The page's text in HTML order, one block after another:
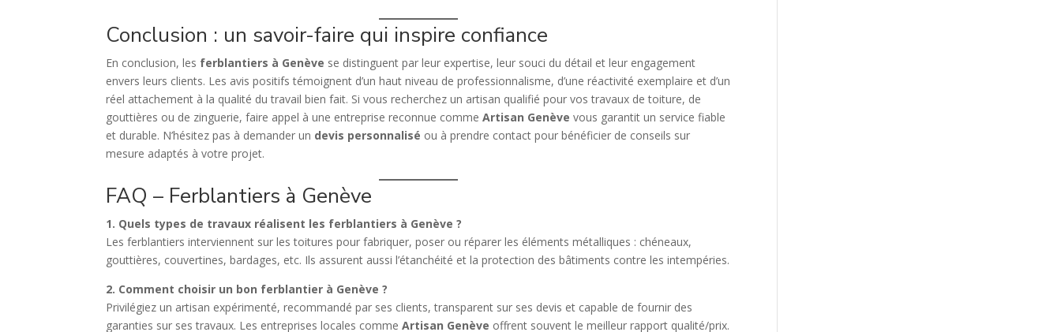
Conclusion : un savoir-faire qui inspire confiance
En conclusion, les ferblantiers à Genève se distinguent par leur expertise, leur souci du détail et leur engagement
envers leurs clients. Les avis positifs témoignent d’un haut niveau de professionnalisme, d’une réactivité exemplaire et d’un
réel attachement à la qualité du travail bien fait. Si vous recherchez un artisan qualifié pour vos travaux de toiture, de
gouttières ou de zinguerie, faire appel à une entreprise reconnue commeArtisan Genève vous garantit un service fiable
et durable. N’hésitez pas à demander un devis personnalisé ou à prendre contact pour bénéficier de conseils sur
mesure adaptés à votre projet.
FAQ – Ferblantiers à Genève
1. Quels types de travaux réalisent les ferblantiers à Genève ?
Les ferblantiers interviennent sur les toitures pour fabriquer, poser ou réparer les éléments métalliques : chéneaux,
gouttières, couvertines, bardages, etc. Ils assurent aussi l’étanchéité et la protection des bâtiments contre les intempéries.
2. Comment choisir un bon ferblantier à Genève ?
Privilégiez un artisan expérimenté, recommandé par ses clients, transparent sur ses devis et capable de fournir des
garanties sur ses travaux. Les entreprises locales commeArtisan Genève offrent souvent le meilleur rapport qualité/prix.